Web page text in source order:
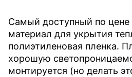
Самый доступный по цене
материал для укрытия
полиэтиленовая пленка.
хорошую
монтируется (но делать